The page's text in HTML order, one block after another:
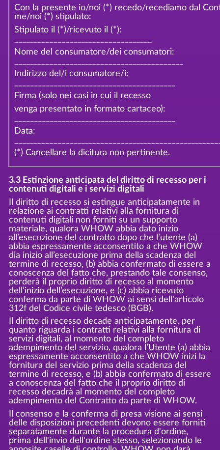
Con la presente io/noi (*) recedo/recediamo dal
me/noi (*) stipulato:
Stipulato il (*)/ricevuto il (*):
Nome del consumatore/dei consumatori:
Indirizzo del/i consumatore/i:
Firma (solo nei casi in cui il recesso
venga presentato in formato cartaceo):
Data:
(*) Cancellare la dicitura non pertinente.
3.3 Estinzione anticipata del diritto di recesso per i
contenuti digitali e i servizi digitali
Il diritto di recesso si estingue anticipatamente in
relazione ai contratti relativi alla fornitura di
contenuti digitali non forniti su un supporto
materiale, qualora WHOW abbia dato inizio
all’esecuzione del contratto dopo che l’utente (a)
abbia espressamente acconsentito a che WHOW
dia inizio all’esecuzione prima della scadenza del
termine di recesso, (b) abbia confermato di essere a
conoscenza del fatto che, prestando tale consenso,
perderà il proprio diritto di recesso al momento
dell’inizio dell’esecuzione, e (c) abbia ricevuto
conferma da parte di WHOW ai sensi dell'articolo
312f del Codice civile tedesco (BGB).
Il diritto di recesso decade anticipatamente, per
quanto riguarda i contratti relativi alla fornitura di
servizi digitali, al momento del completo
adempimento del servizio, qualora l’Utente (a) abbia
espressamente acconsentito a che WHOW inizi la
fornitura del servizio prima della scadenza del
termine di recesso, e (b) abbia confermato di essere
a conoscenza del fatto che il proprio diritto di
recesso decadrà al momento del completo
adempimento del Contratto da parte di WHOW.
Il consenso e la conferma di presa visione ai sensi
delle disposizioni precedenti devono essere forniti
separatamente durante la procedura d'ordine,
prima dell'invio dell'ordine stesso, selezionando le